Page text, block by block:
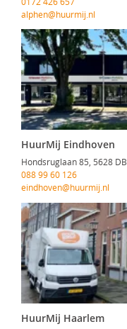
alphen@huurmij.nl
HuurMij Eindhoven
Hondsruglaan 85, 5628 DB
088 99 60 126
eindhoven@huurmij.nl
HuurMij Haarlem